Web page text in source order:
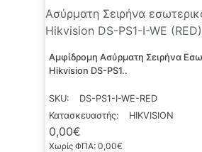
Ασύρματη Σειρήνα
Hikvision DS-PS1-I-WE (RED)
Αμφίδρομη Ασύρματη Σειρήνα
Hikvision DS-PS1..
SKU:
DS-PS1-I-WE-RED
Κατασκευαστής:
HIKVISION
0,00€
Χωρίς ΦΠΑ: 0,00€